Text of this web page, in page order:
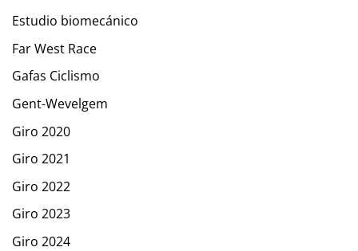
Estudio biomecánico
Far West Race
Gafas Ciclismo
Gent-Wevelgem
Giro 2020
Giro 2021
Giro 2022
Giro 2023
Giro 2024